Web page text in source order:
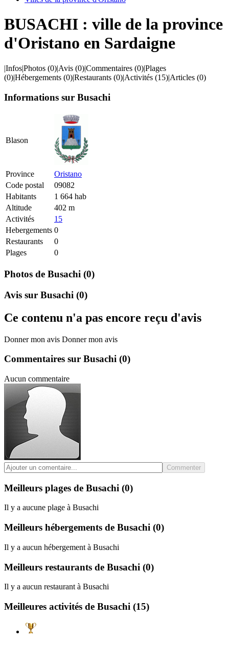
BUSACHI : ville de la province
d'Oristano en Sardaigne
|Infos|Photos (0)|Avis (0)|Commentaires (0)|Plages
(0)|Hébergements (0)|Restaurants (0)|Activités (15)|Articles (0)
Informations sur Busachi
Blason
Province
Oristano
Code postal
09082
Habitants
1 664 hab
Altitude
402 m
Activités
15
Hebergements 0
Restaurants
0
Plages
0
Photos de Busachi (0)
Avis sur Busachi (0)
Ce contenu n'a pas encore reçu d'avis
Donner mon avis Donner mon avis
Commentaires sur Busachi (0)
Aucun commentaire
Commenter
Meilleurs plages de Busachi (0)
Il y a aucune plage à Busachi
Meilleurs hébergements de Busachi (0)
Il y a aucun hébergement à Busachi
Meilleurs restaurants de Busachi (0)
Il y a aucun restaurant à Busachi
Meilleures activités de Busachi (15)